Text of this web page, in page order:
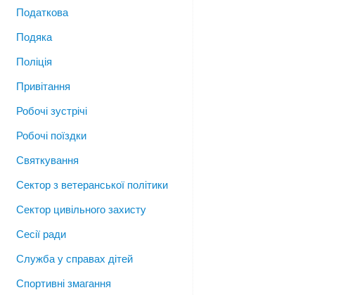
Податкова
Подяка
Поліція
Привітання
Робочі зустрічі
Робочі поїздки
Святкування
Сектор з ветеранської політики
Сектор цивільного захисту
Сесії ради
Служба у справах дітей
Спортивні змагання